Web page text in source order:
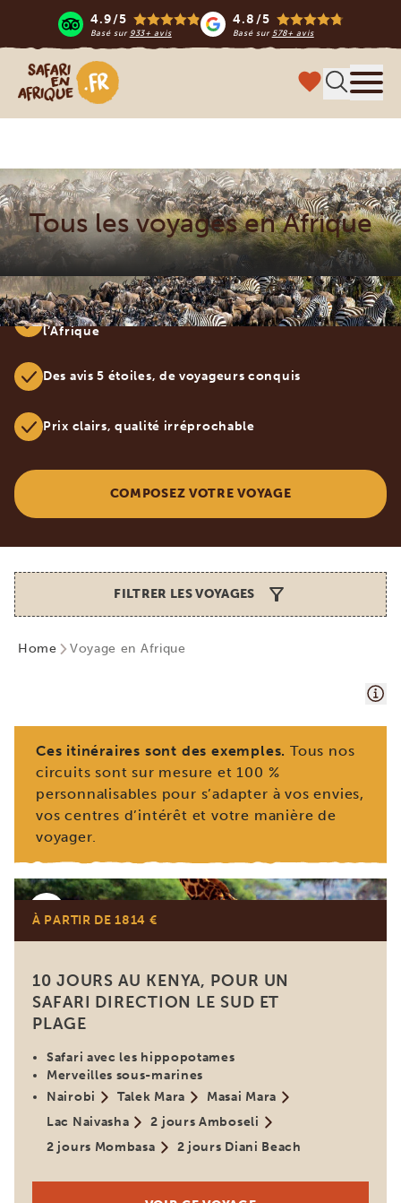
4.9/5
Basé sur 933+ avis
4.8/5
Basé sur 578+ avis
Safari en Afrique
Tous les voyages en Afrique
Safaris sur mesure, pensés par des experts de
l’Afrique
Des avis 5 étoiles, de voyageurs conquis
Prix clairs, qualité irréprochable
COMPOSEZ VOTRE VOYAGE
FILTRER LES VOYAGES
Home Voyage en Afrique
Ces itinéraires sont des exemples. Tous nos
circuits sont sur mesure et 100 %
personnalisables pour s’adapter à vos envies,
vos centres d’intérêt et votre manière de
voyager.
Kenya
À PARTIR DE 1814 €
10 JOURS AU KENYA, POUR UN
SAFARI DIRECTION LE SUD ET
PLAGE
Safari avec les hippopotames
Merveilles sous-marines
Nairobi
Talek Mara
Masai Mara
Lac Naivasha
2 jours Amboseli
2 jours Mombasa
2 jours Diani Beach